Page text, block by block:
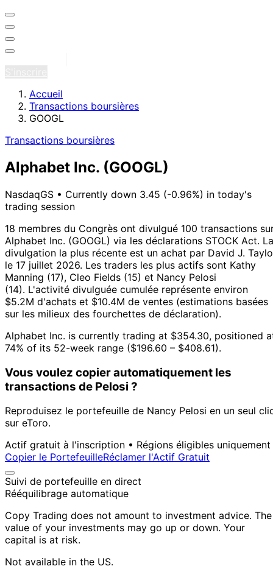
Accueil
Transactions boursières
GOOGL
Transactions boursières
Alphabet Inc. (GOOGL)
NasdaqGS • Currently down 3.45 (-0.96%) in today's
trading session
18 membres du Congrès ont divulgué 100 transactions
Alphabet Inc. (GOOGL) via les déclarations STOCK Act. La
divulgation la plus récente est un achat par David J.
le 17 juillet 2026. Les traders les plus actifs sont Kathy
Manning (17), Cleo Fields (15) et Nancy Pelosi
(14). L'activité divulguée cumulée représente environ
$5.2M d'achats et $10.4M de ventes (estimations basées
sur les milieux des fourchettes de déclaration).
Alphabet Inc. is currently trading at $354.30, positioned
74% of its 52-week range ($196.60 – $408.61).
Vous voulez copier automatiquement les
transactions de Pelosi ?
Reproduisez le portefeuille de Nancy Pelosi en un seul
sur eToro.
Actif gratuit à l'inscription • Régions éligibles uniquement
Copier le PortefeuilleRéclamer l'Actif Gratuit
Suivi de portefeuille en direct
Rééquilibrage automatique
Copy Trading does not amount to investment advice. The
value of your investments may go up or down. Your
capital is at risk.
Not available in the US.